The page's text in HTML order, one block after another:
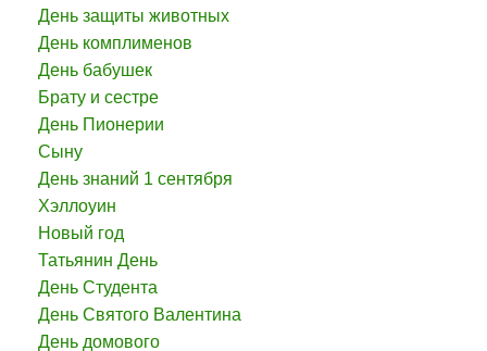
День защиты животных
День комплименов
День бабушек
Брату и сестре
День Пионерии
Сыну
День знаний 1 сентября
Хэллоуин
Новый год
Татьянин День
День Студента
День Святого Валентина
День домового